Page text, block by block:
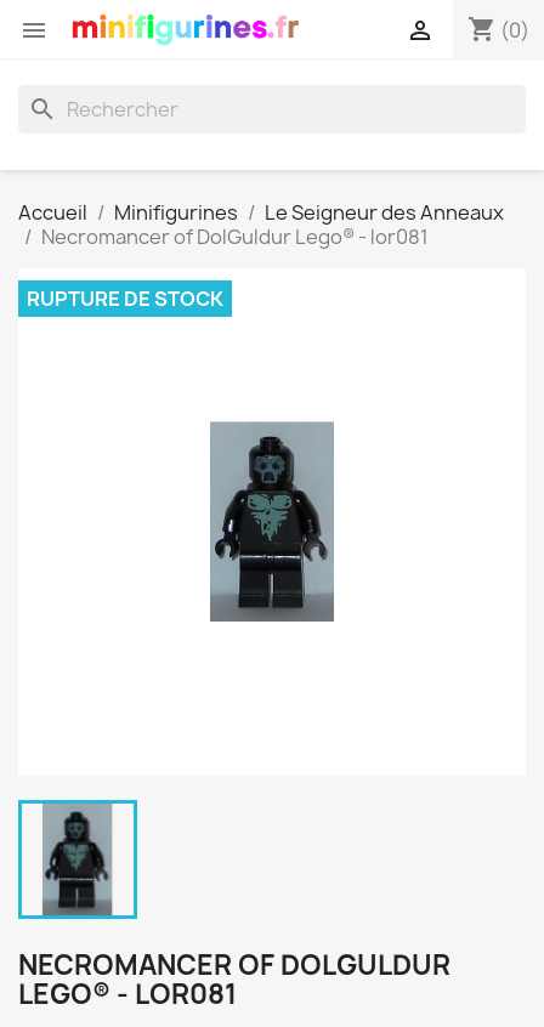
 shopping_cart (0)

search
Accueil Minifigurines
Le Seigneur des Anneaux
Necromancer of DolGuldur Lego® - lor081
RUPTURE DE STOCK
NECROMANCER OF DOLGULDUR
LEGO® - LOR081